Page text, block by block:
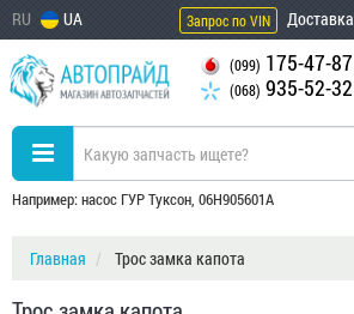
RU UA Запрос по VIN Доставка
(099) 175-47-87
(068) 935-52-32
Например: насос ГУР Туксон, 06H905601A
Главная Трос замка капота